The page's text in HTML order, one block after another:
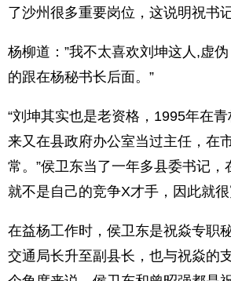
了沙州很多重要岗位，这说明祝书
杨柳道：”我不太喜欢刘坤这人,虚
的跟在杨秘书长后面。”
“刘坤其实也是老资格，1995年在
来又在县政府办公室当过主任，在
常。”侯卫东当了一年多县委书记，
就不是自己的竞争X才手，因此就很
在益杨工作时，侯卫东是祝焱专职
交通局长升至副县长，也与祝焱的